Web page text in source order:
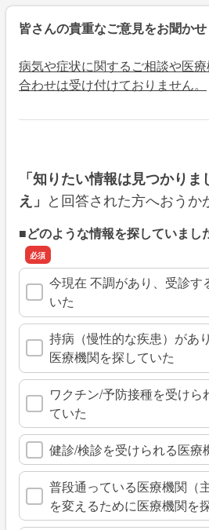
皆さんの貴重なご意見をお聞かせ
病気や症状に関するご相談や医
合わせは受け付けておりません。
「知りたい情報は見つかりま
え」 と回答された方へおうか
■どのような情報を探していまし
今現在 不調があり、受診す
いた
持病（慢性的な疾患）があ
医療機関を探していた
ワクチン/予防接種を受けら
ていた
健診/検診を受けられる医療
普段通っている医療機関（
を変えるために医療機関を